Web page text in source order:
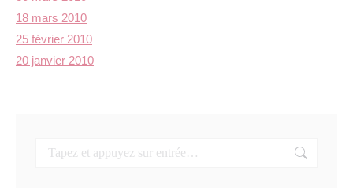
18 mars 2010
25 février 2010
20 janvier 2010